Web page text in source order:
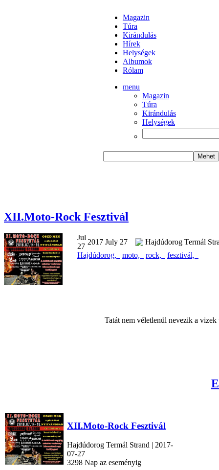
Magazin
Túra
Kirándulás
Hírek
Helységek
Albumok
Rólam
menu
Magazin
Túra
Kirándulás
Helységek
XII.Moto-Rock Fesztivál
Jul
27
2017 July 27
Hajdúdorog Termál
Hajdúdorog,
moto, rock, fesztivál,
Tatát nem véletlenül nevezik a
XII.Moto-Rock Fesztivál
Hajdúdorog Termál Strand | 2017-
07-27
3298 Nap az eseményig